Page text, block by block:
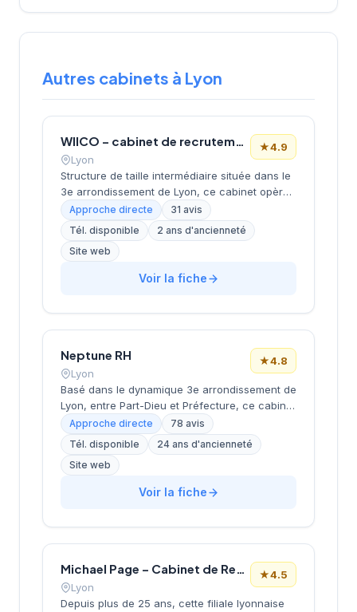
Autres cabinets à Lyon
WIICO – cabinet de recrutement
Lyon
★4.9
Structure de taille intermédiaire située dans le
3e arrondissement de Lyon, ce cabinet opère
depuis le quartier d'affaires de la Part-Dieu.
Dirigée par MOMTAZ-AZAD, l'entreprise
développe ses activités de recrutement avec
un positionnement géographique stratégique
au cœur du pôle économique lyonnais. La
société bénéficie d'une excellente réputation
Approche directe
31 avis
Tél. disponible
2 ans d'ancienneté
Site web
Voir la fiche
Neptune RH
Lyon
★4.8
Basé dans le dynamique 3e arrondissement de
Lyon, entre Part-Dieu et Préfecture, ce cabinet
de recrutement développe ses activités depuis
ses locaux de la rue Servient. Dirigé par
PERRIOLAT, il accompagne les entreprises
dans leurs recherches de talents avec une
approche personnalisée. La structure
bénéficie d'une excellente réputation auprès
Approche directe
78 avis
Tél. disponible
24 ans d'ancienneté
Site web
Voir la fiche
Michael Page – Cabinet de Recrutement Lyon
Lyon
★4.5
Depuis plus de 25 ans, cette filiale lyonnaise